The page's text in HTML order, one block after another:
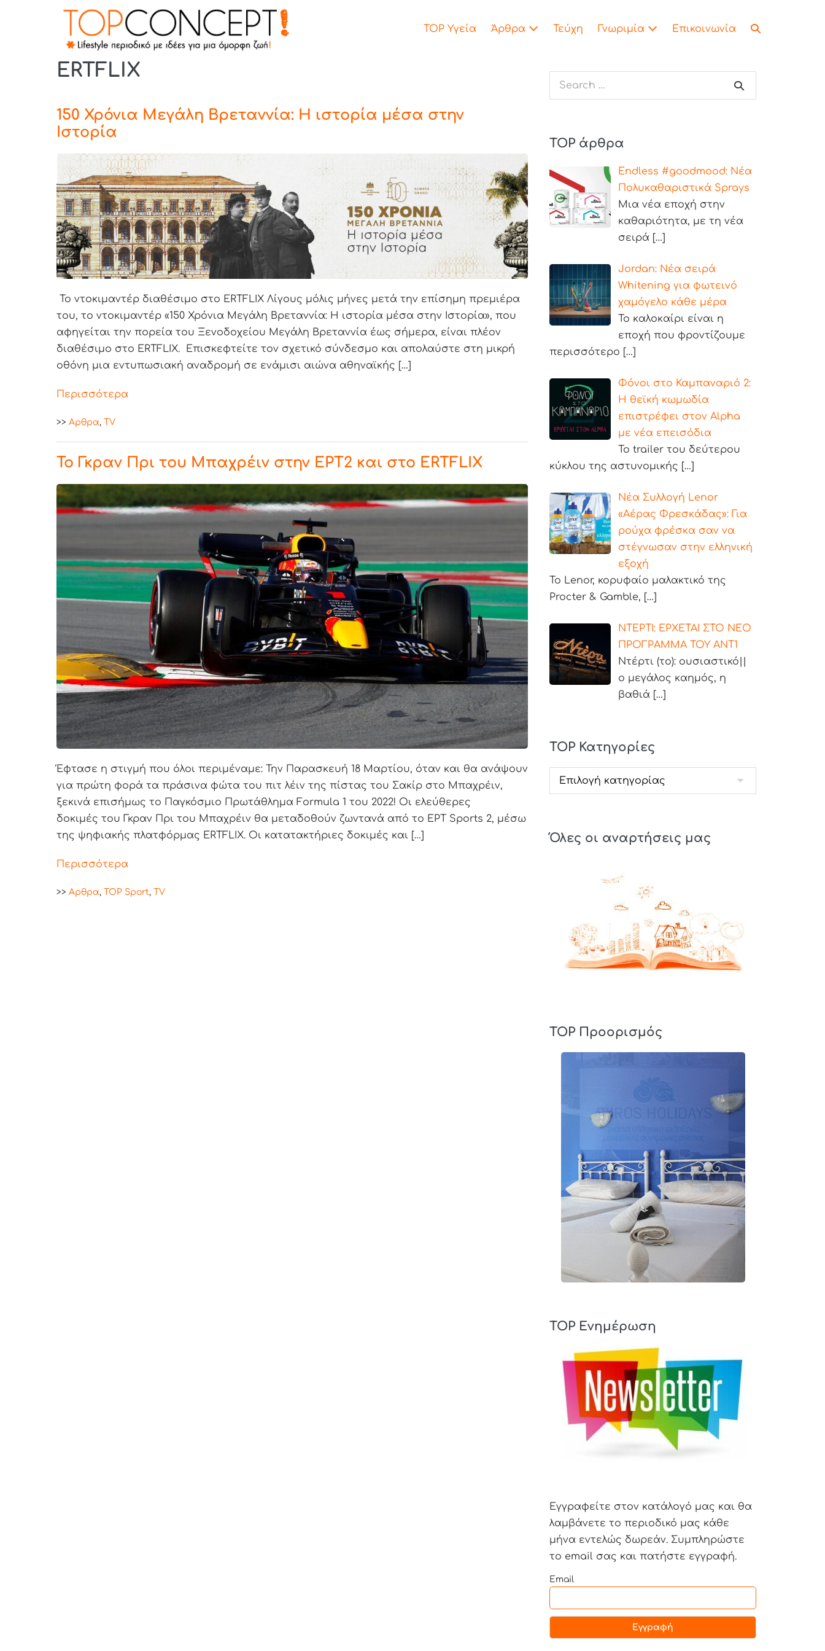
TOP Υγεία Άρθρα Τεύχη Γνωριμία Επικοινωνία
ERTFLIX
150 Χρόνια Μεγάλη Βρεταννία: Η ιστορία μέσα στην
Ιστορία
Το ντοκιμαντέρ διαθέσιμο στο ERTFLIX Λίγους μόλις μήνες μετά την επίσημη πρεμιέρα
του, το ντοκιμαντέρ «150 Χρόνια Μεγάλη Βρεταννία: Η ιστορία μέσα στην Ιστορία», που
αφηγείται την πορεία του Ξενοδοχείου Μεγάλη Βρεταννία έως σήμερα, είναι πλέον
διαθέσιμο στο ERTFLIX. Επισκεφτείτε τον σχετικό σύνδεσμο και απολαύστε στη μικρή
οθόνη μια εντυπωσιακή αναδρομή σε ενάμισι αιώνα αθηναϊκής […]
Περισσότερα
>> Aρθρα, TV
Το Γκραν Πρι του Μπαχρέιν στην ΕΡΤ2 και στο ERTFLIX
Έφτασε η στιγμή που όλοι περιμέναμε: Την Παρασκευή 18 Μαρτίου, όταν και θα ανάψουν
για πρώτη φορά τα πράσινα φώτα του πιτ λέιν της πίστας του Σακίρ στο Μπαχρέιν,
ξεκινά επισήμως το Παγκόσμιο Πρωτάθλημα Formula 1 του 2022! Οι ελεύθερες
δοκιμές του Γκραν Πρι του Μπαχρέιν θα μεταδοθούν ζωντανά από το ΕΡΤ Sports 2, μέσω
της ψηφιακής πλατφόρμας ERTFLIX. Οι κατατακτήριες δοκιμές και […]
Περισσότερα
>> Aρθρα, TOP Sport, TV
TOP άρθρα
Endless #goodmood: Νέα
Πολυκαθαριστικά Sprays
Μια νέα εποχή στην
καθαριότητα, με τη νέα
σειρά […]
Jordan: Νέα σειρά
Whitening για φωτεινό
χαμόγελο κάθε μέρα
Το καλοκαίρι είναι η
εποχή που φροντίζουμε
περισσότερο […]
Φόνοι στο Καμπαναριό 2:
Η θεϊκή κωμωδία
επιστρέφει στον Alpha
με νέα επεισόδια
Το trailer του δεύτερου
κύκλου της αστυνομικής […]
Νέα Συλλογή Lenor
«Αέρας Φρεσκάδας»: Για
ρούχα φρέσκα σαν να
στέγνωσαν στην ελληνική
εξοχή
Το Lenor, κορυφαίο μαλακτικό της
Procter & Gamble, […]
ΝΤΕΡΤΙ: ΕΡΧΕΤΑΙ ΣΤΟ ΝΕΟ
ΠΡΟΓΡΑΜΜΑ ΤΟΥ ΑΝΤ1
Ντέρτι (το): ουσιαστικό||
ο μεγάλος καημός, η
βαθιά […]
TOP Κατηγορίες
Όλες οι αναρτήσεις μας
TOP Προορισμός
TOP Ενημέρωση
Εγγραφείτε στον κατάλογό μας και θα
λαμβάνετε το περιοδικό μας κάθε
μήνα εντελώς δωρεάν. Συμπληρώστε
το email σας και πατήστε εγγραφή.
Email